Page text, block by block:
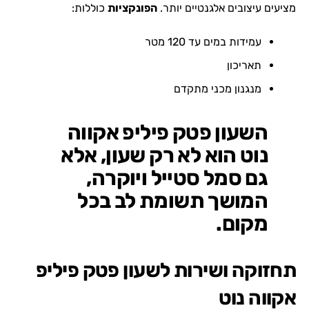
מציעים עיצובים אלגנטיים יותר. הפונקציותכוללות:
עמידות במים עד 120 מטר
תאריכון
מנגנון מכני מתקדם
השעון פטק פיליפ אקווה
נוט הוא לא רק שעון, אלא
גם סמל סטייל ויוקרה,
המושך תשומת לב בכל
מקום.
תחזוקה ושירות לשעון פטק פיליפ
אקווה נוט